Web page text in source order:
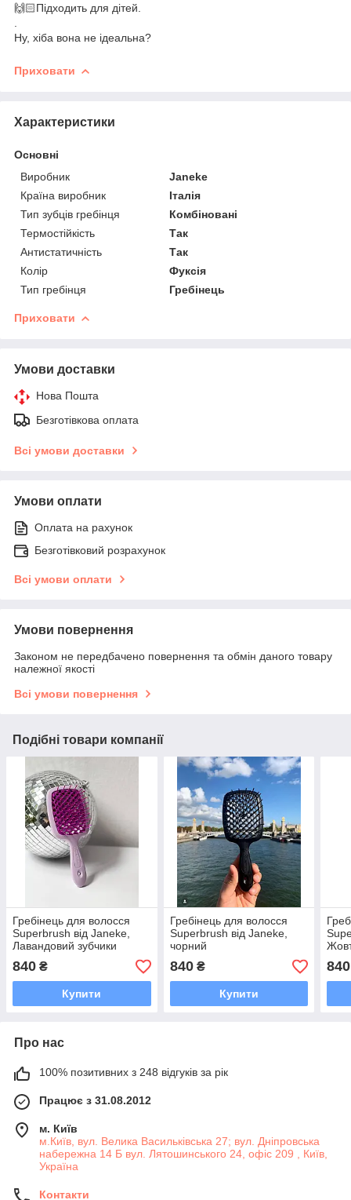
🙌🏻Підходить для дітей.
Ну, хіба вона не ідеальна?
Приховати
Характеристики
Основні
Виробник
Janeke
Країна виробник
Італія
Тип зубців гребінця
Комбіновані
Термостійкість
Так
Антистатичність
Так
Колір
Фуксія
Тип гребінця
Гребінець
Приховати
Умови доставки
Нова Пошта
Безготівкова оплата
Всі умови доставки
Умови оплати
Оплата на рахунок
Безготівковий розрахунок
Всі умови оплати
Умови повернення
Законом не передбачено повернення та обмін даного товару
належної якості
Всі умови повернення
Подібні товари компанії
Гребінець для волосся
Superbrush від Janeke,
Лавандовий зубчики
фіолетові
840 ₴
Купити
Гребінець для волосся
Superbrush від Janeke,
чорний
840₴
Купити
840
Про нас
100% позитивних з 248 відгуків за рік
Працює з 31.08.2012
м. Київ
м.Київ, вул. Велика Васильківська 27; вул. Дніпровська
набережна 14 Б вул. Лятошинського 24, офіс 209 , Київ,
Україна
Контакти